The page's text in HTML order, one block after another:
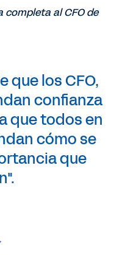
completa al CFO de
que los CFO,
confianza
que todos en
cómo se
que